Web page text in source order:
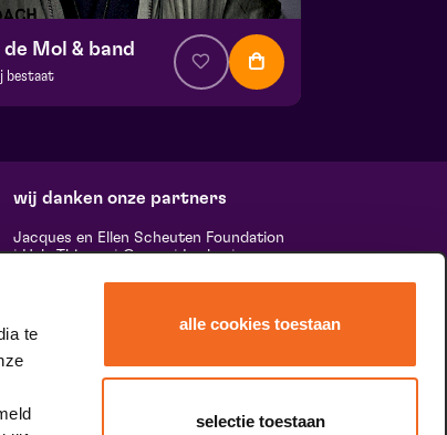
te
alle cookies toestaan
selectie toestaan
Mol & band
bestaat
2026 | 20:15
wij danken onze partners
Jacques en Ellen Scheuten Foundation
|Hela Thissen|Canon|Leolux|
Vostermans Companies| Unica